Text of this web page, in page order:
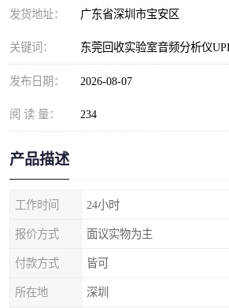
发货地址： 广东省深圳市宝安区
关键词： 东莞回收实验室音频分析仪
发布日期： 2026-08-07
阅 读 量： 234
产品描述
工作时间 24小时
报价方式 面议实物为主
付款方式 皆可
所在地 深圳